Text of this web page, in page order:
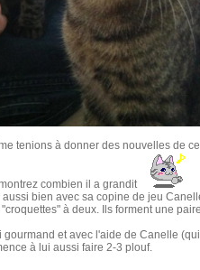
tenions à donner des nouvelles de
combien il a grandit
aussi bien avec sa copine de jeu
à deux. Ils forment une
gourmand et avec l'aide de Canelle
à lui aussi faire 2-3 plouf.